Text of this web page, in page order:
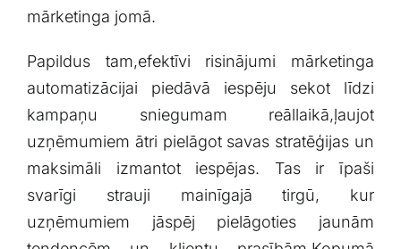
mārketinga jomā.
Papildus tam,efektīvi ‌risinājumi mārketinga
automatizācijai piedāvā iespēju sekot līdzi
kampaņu sniegumam reāllaikā,ļaujot
uzņēmumiem ātri pielāgot savas stratēģijas un
maksimāli izmantot iespējas. Tas ir īpaši
svarīgi strauji mainīgajā tirgū, kur⁤
uzņēmumiem‌ jāspēj pielāgoties jaunām